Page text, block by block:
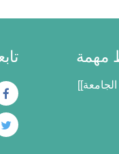
مهمة